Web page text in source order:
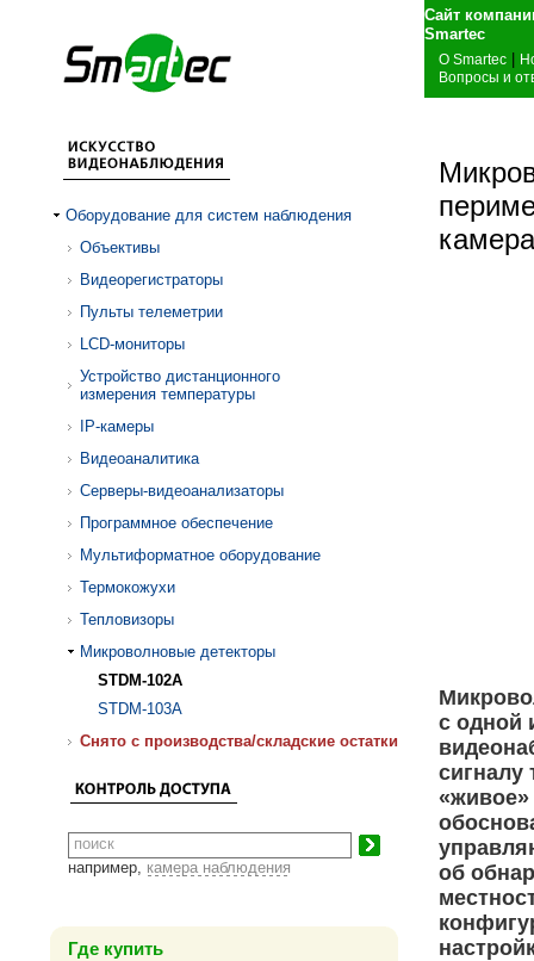
Сайт
О Smartec
Вопросы и
Оборудование для систем наблюдения
Объективы
Видеорегистраторы
Пульты телеметрии
LCD-мониторы
Устройство дистанционного
измерения температуры
IP-камеры
Видеоаналитика
Серверы-видеоанализаторы
Программное обеспечение
Мультиформатное оборудование
Термокожухи
Тепловизоры
Микроволновые детекторы
STDM-102A
STDM-103A
Cнято с производства/складские остатки
например, камера наблюдения
Где купить
с одной
сигналу
об